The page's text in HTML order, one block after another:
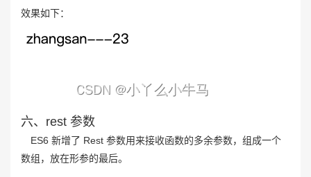
效果如下：
六、rest 参数
ES6 新增了 Rest 参数用来接收函数的多余参数，组成一个
数组，放在形参的最后。